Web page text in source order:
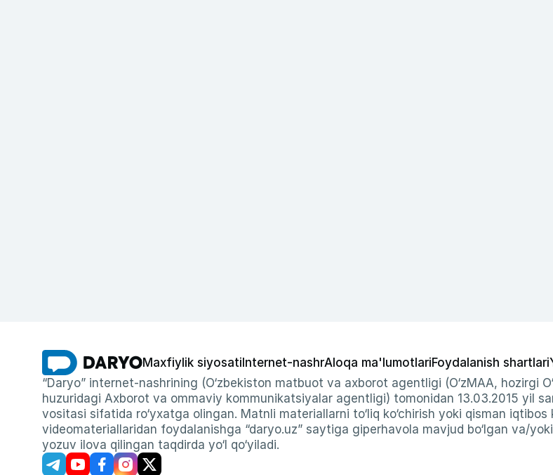
Maxfiylik siyosati Internet-nashrAloqa ma'lumotlariFoydalanish shartlari
“Daryo” internet-nashrining (O‘zbekiston matbuot va axborot agentligi (O‘zMAA, hozirgi
huzuridagi Axborot va ommaviy kommunikatsiyalar agentligi) tomonidan 13.03.2015 yil
vositasi sifatida ro‘yxatga olingan. Matnli materiallarni to‘liq ko‘chirish yoki qisman
videomateriallaridan foydalanishga “daryo.uz” saytiga giperhavola mavjud bo‘lgan va/
yozuv ilova qilingan taqdirda yo‘l qo‘yiladi.